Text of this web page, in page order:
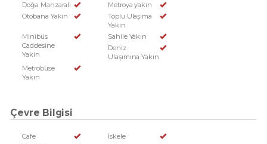
Doğa Manzaralı
Metroya yakın
Otobana Yakın
Toplu Ulaşıma
Yakın
Minibüs
Caddesine
Yakin
Sahile Yakın
Deniz
Ulaşımına Yakın
Metrobüse
Yakın
Çevre Bilgisi
Cafe
İskele